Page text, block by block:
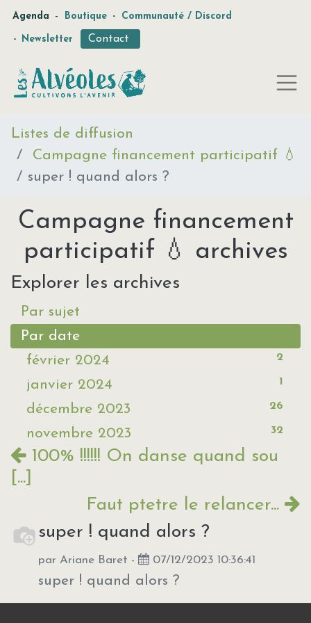
Agenda - Boutique - Communauté / Discord
- Newsletter Contact
Listes de diffusion
Campagne financement participatif 💧
super ! quand alors ?
Campagne financement
participatif 💧 archives
Explorer les archives
Par sujet
Par date
février 2024
2
janvier 2024 1
décembre 2023 26
novembre 2023 32
100% !!!!!! On danse quand sou
[...]
Faut ptetre le relancer...
super ! quand alors ?
par Ariane Baret - 07/12/2023 10:36:41
super ! quand alors ?